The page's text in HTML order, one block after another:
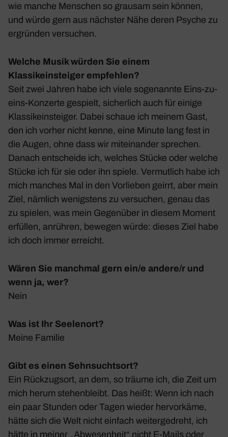
wie manche Menschen so grausam sein können,
und würde gern aus nächster Nähe deren Psyche zu
ergründen versu­chen.
Welche Musik würden Sie einem
Klassikeinsteiger empfehlen?
Seit zwei Jahren habe ich viele soge­nannte Eins-zu-
eins-Konzerte gespielt, sicher­lich auch für einige
Klas­sik­ein­steiger. Dabei schaue ich meinem Gast,
den ich vorher nicht kenne, eine Minute lang fest in
die Augen, ohne dass wir mitein­ander spre­chen.
Danach entscheide ich, welches Stücke oder welche
Stücke ich für sie oder ihn spiele. Vermut­lich habe ich
mich manches Mal in den Vorlieben geirrt, aber mein
Ziel, nämlich wenigs­tens zu versu­chen, genau das
zu spielen, was mein Gegen­über in diesem Moment
erfüllen, anrühren, bewegen würde: dieses Ziel habe
ich doch immer erreicht.
Wären Sie manchmal gern ein/e andere/r und
wenn ja, wer?
Nein
Was ist Ihr Seelenort?
Meine Familie
Gibt es einen Sehnsuchtsort?
Ein Rück­zugsort, an dem, so träume ich, die Zeit um
mich herum stehen­bleibt. Das heißt: Wenn ich nach
ein paar Stunden oder Tagen wieder hervor­käme,
hätte sich die Welt nicht einfach weiter­ge­dreht, ich
hätte in meiner „Abwe­sen­heit“ nicht E‑Mails oder